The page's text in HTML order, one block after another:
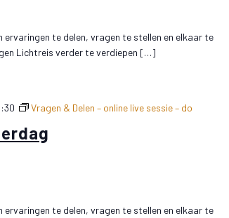
ervaringen te delen, vragen te stellen en elkaar te
Lichtreis verder te verdiepen […]
Vragen & Delen – online live sessie – do
ervaringen te delen, vragen te stellen en elkaar te